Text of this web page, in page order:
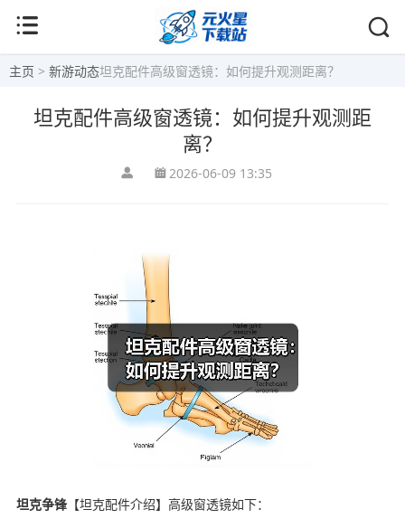
主页 > 新游动态坦克配件高级窗透镜：如何提升观测距离？
坦克配件高级窗透镜：如何提升观测距
离？
2026-06-09 13:35
坦克争锋【坦克配件介绍】高级窗透镜如下：